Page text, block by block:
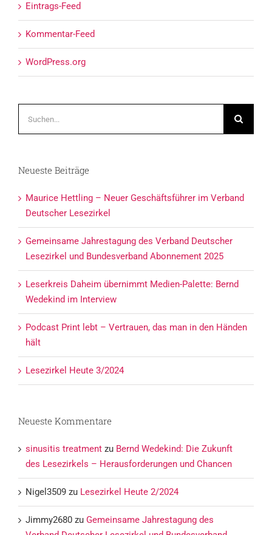
Eintrags-Feed
Kommentar-Feed
WordPress.org
nach:
Neueste Beiträge
Maurice Hettling – Neuer Geschäftsführer im Verband
Deutscher Lesezirkel
Gemeinsame Jahrestagung des Verband Deutscher
Lesezirkel und Bundesverband Abonnement 2025
Leserkreis Daheim übernimmt Medien-Palette: Bernd
Wedekind im Interview
Podcast Print lebt – Vertrauen, das man in den Händen
hält
Lesezirkel Heute 3/2024
Neueste Kommentare
sinusitis treatment zu Bernd Wedekind: Die Zukunft
des Lesezirkels – Herausforderungen und Chancen
Nigel3509 zu Lesezirkel Heute 2/2024
Jimmy2680 zu Gemeinsame Jahrestagung des